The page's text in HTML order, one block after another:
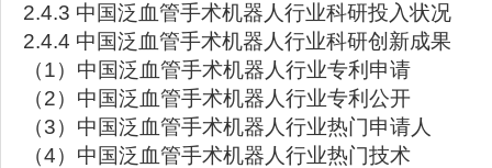
2.4.3 中国泛血管手术机器人行业科研投入状况
2.4.4 中国泛血管手术机器人行业科研创新成果
（1）中国泛血管手术机器人行业专利申请
（2）中国泛血管手术机器人行业专利公开
（3）中国泛血管手术机器人行业热门申请人
（4）中国泛血管手术机器人行业热门技术